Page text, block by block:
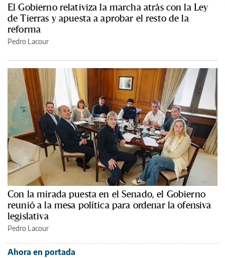
El Gobierno relativiza la marcha atrás con la Ley
de Tierras y apuesta a aprobar el resto de la
reforma
Pedro Lacour
Con la mirada puesta en el Senado, el Gobierno
reunió a la mesa política para ordenar la ofensiva
legislativa
Pedro Lacour
Ahora en portada